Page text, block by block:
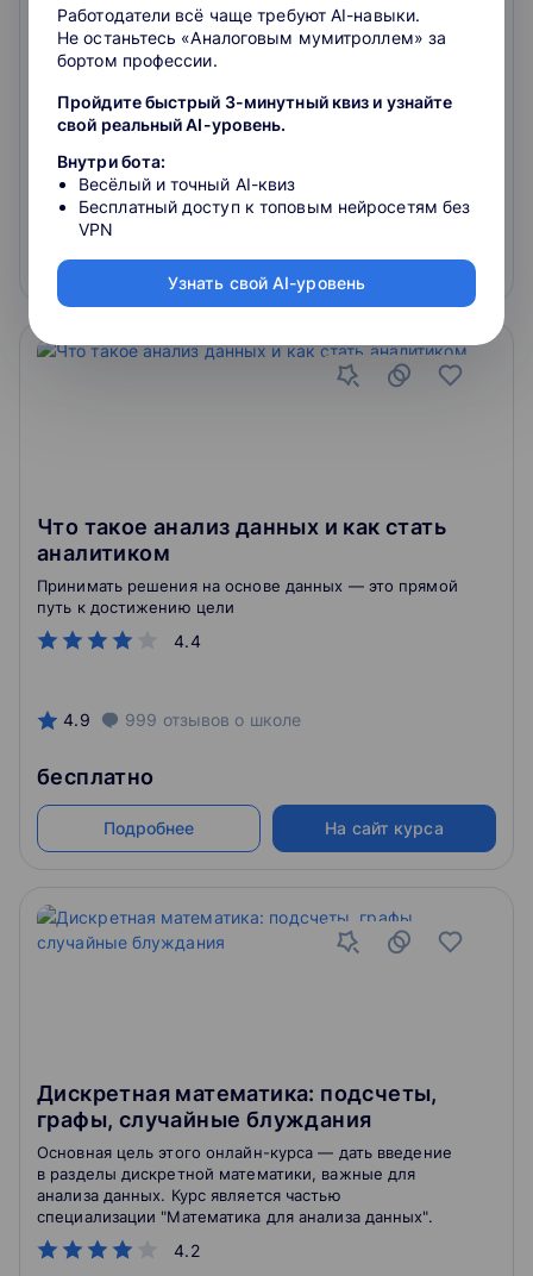
4
считывание данных, предобработка данных,
применение основных статистических методов и
визуализация результатов. Слушатели научатся
что позволит быстро и эффективно решать
широчайший спектр задач, возникающих при
4.8 60
бесплатно
Подробнее На сайт курса
Что такое анализ данных и как стать
аналитиком
4.4
Принимать решения на основе данных — это прямой
путь к достижению цели
4.9 999 отзывов о школе
бесплатно
Подробнее На сайт курса
Дискретная математика: подсчеты,
графы, случайные блуждания
4.2
Основная цель этого онлайн-курса — дать введение
в разделы дискретной математики, важные для
анализа данных. Курс является частью
специализации "Математика для анализа данных".
Работодатели всё чаще требуют AI-навыки.
Не останьтесь «Аналоговым мумитроллем» за
бортом профессии.
Пройдите быстрый 3-минутный квиз и узнайте
свой реальный AI-уровень.
Внутри бота:
Весёлый и точный AI-квиз
Бесплатный доступ к топовым нейросетям без
VPN
Узнать свой AI-уровень